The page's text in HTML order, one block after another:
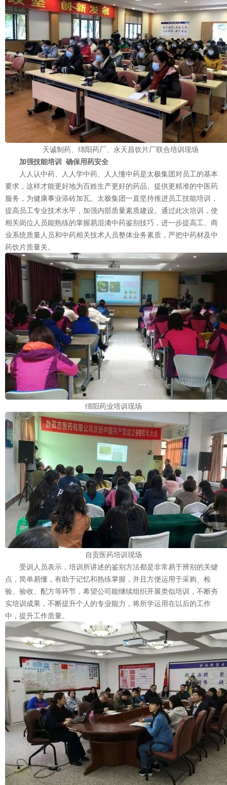
天诚制药、绵阳药厂、永天昌饮片厂联合培训现场
加强技能培训 确保用药安全
人人认中药、人人学中药、人人懂中药是太极集团对员工的基本
要求，这样才能更好地为百姓生产更好的药品、提供更精准的中医药
服务，为健康事业添砖加瓦。太极集团一直坚持推进员工技能培训，
提高员工专业技术水平，加强内部质量素质建设。通过此次培训，使
相关岗位人员能熟练的掌握易混淆中药鉴别技巧，进一步提高工、商
业系统质量人员和中药相关技术人员整体业务素质，严把中药材及中
药饮片质量关。
绵阳药业培训现场
自贡医药培训现场
受训人员表示，培训所讲述的鉴别方法都是非常易于辨别的关键
点，简单易懂，有助于记忆和熟练掌握，并且方便运用于采购、检
验、验收、配方等环节，希望公司能继续组织开展类似培训，不断夯
实培训成果，不断提升个人的专业能力，将所学运用在以后的工作
中，提升工作质量。